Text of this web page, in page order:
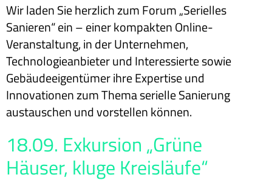
Wir laden Sie herzlich zum Forum „Serielles
Sanieren“ ein – einer kompakten Online-
Veranstaltung, in der Unternehmen,
Technologieanbieter und Interessierte sowie
Gebäudeeigentümer ihre Expertise und
Innovationen zum Thema serielle Sanierung
austauschen und vorstellen können.
18.09. Exkursion „Grüne
Häuser, kluge Kreisläufe“